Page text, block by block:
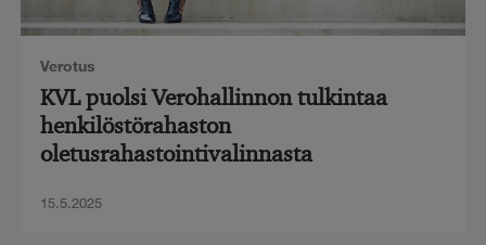
Verotus
KVL puolsi Verohallinnon tulkintaa
henkilöstörahaston
oletusrahastointivalinnasta
15.5.2025